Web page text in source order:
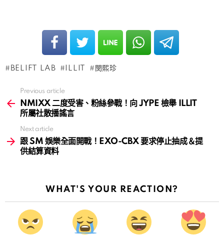
BELIFT LAB ILLIT 閔熙珍
more
Previous article
NMIXX 二度受害、粉絲參戰！向 JYPE 檢舉 ILLIT
所屬社散播謠言
Next article
跟 SM 娛樂全面開戰！EXO-CBX 要求停止抽成＆提
供結算資料
WHAT'S YOUR REACTION?